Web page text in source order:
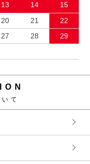
13 14
15
20 21
22
27 28
29
て